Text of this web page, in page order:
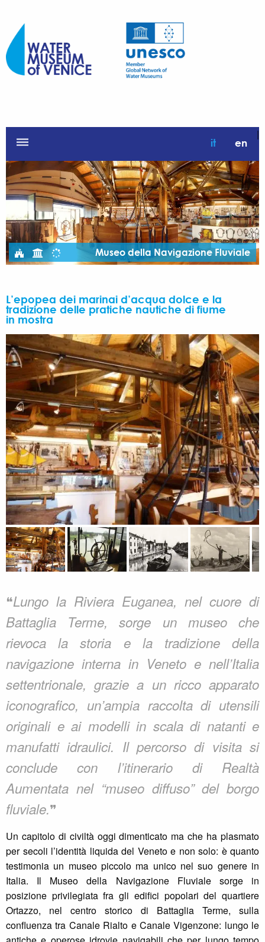
it
|
en
dehaze
Museo della Navigazione Fluviale
L’epopea dei marinai d’acqua dolce e la
tradizione delle pratiche nautiche di fiume
in mostra
❝Lungo la Riviera Euganea, nel cuore di
Battaglia Terme, sorge un museo che
rievoca la storia e la tradizione della
navigazione interna in Veneto e nell’Italia
settentrionale, grazie a un ricco apparato
iconografico, un’ampia raccolta di utensili
originali e ai modelli in scala di natanti e
manufatti idraulici. Il percorso di visita si
conclude con l’itinerario di Realtà
Aumentata nel “museo diffuso” del borgo
fluviale.❞
Un capitolo di civiltà oggi dimenticato ma che ha plasmato
per secoli l’identità liquida del Veneto e non solo: è quanto
testimonia un museo piccolo ma unico nel suo genere in
Italia. Il Museo della Navigazione Fluviale sorge in
posizione privilegiata fra gli edifici popolari del quartiere
Ortazzo, nel centro storico di Battaglia Terme, sulla
confluenza tra Canale Rialto e Canale Vigenzone: lungo le